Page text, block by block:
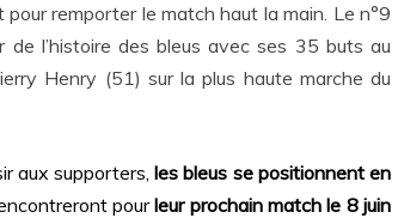
remporter le match haut la main. Le n°9
de l’histoire des bleus avec ses 35 buts au
Henry (51) sur la plus haute marche du
aux supporters, les bleus se positionnent en
pourleur prochain match le 8 juin